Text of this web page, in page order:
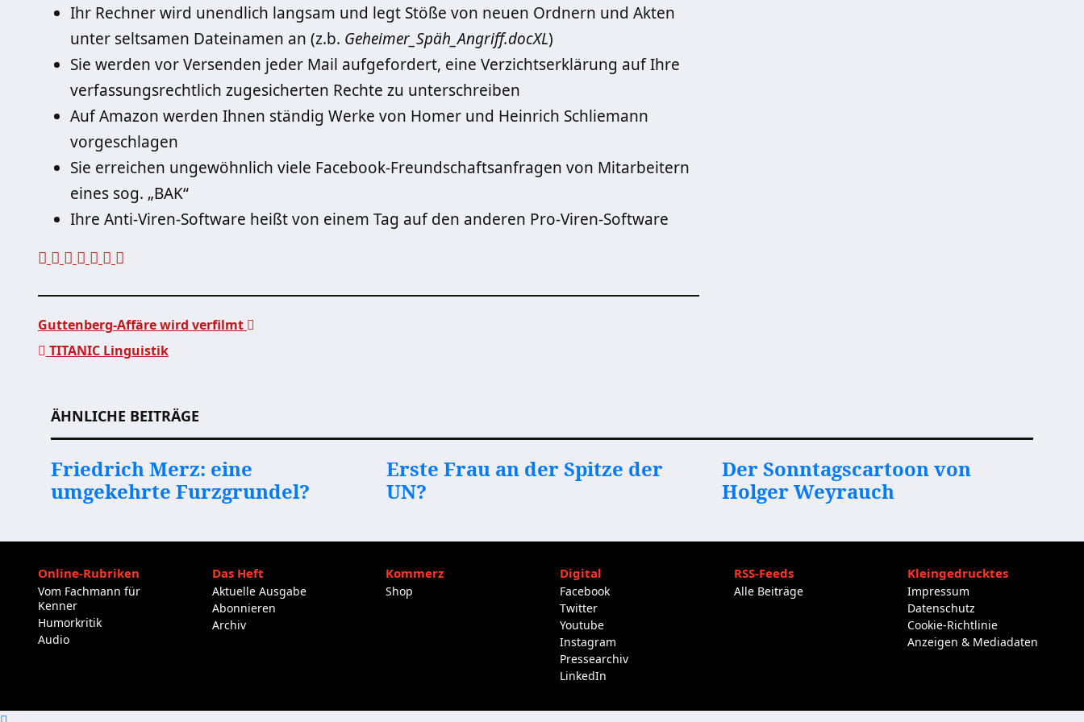
Ihr Rechner wird unendlich langsam und legt Stöße von neuen Ordnern und Akten
unter seltsamen Dateinamen an (z.b. Geheimer_Späh_Angriff.docXL)
Sie werden vor Versenden jeder Mail aufgefordert, eine Verzichtserklärung auf Ihre
verfassungsrechtlich zugesicherten Rechte zu unterschreiben
Auf Amazon werden Ihnen ständig Werke von Homer und Heinrich Schliemann
vorgeschlagen
Sie erreichen ungewöhnlich viele Facebook-Freundschaftsanfragen von Mitarbeitern
eines sog. „BAK“
Ihre Anti-Viren-Software heißt von einem Tag auf den anderen Pro-Viren-Software
Guttenberg-Affäre wird verfilmt
TITANIC Linguistik
ÄHNLICHE BEITRÄGE
Friedrich Merz: eine
umgekehrte Furzgrundel?
Erste Frau an der Spitze der
UN?
Der Sonntagscartoon von
Holger Weyrauch
Online-Rubriken
Vom Fachmann für
Kenner
Humorkritik
Audio
Das Heft
Aktuelle Ausgabe
Abonnieren
Archiv
Kommerz
Shop
Digital
Facebook
Twitter
Youtube
Instagram
Pressearchiv
LinkedIn
RSS-Feeds
Alle Beiträge
Kleingedrucktes
Impressum
Datenschutz
Cookie-Richtlinie
Anzeigen & Mediadaten